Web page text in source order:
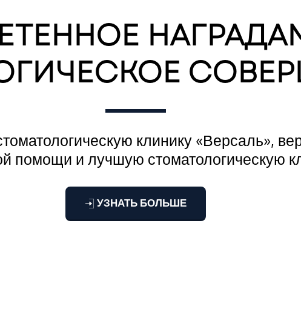
клинику «Версаль»,
помощи и лучшую стоматологическую
УЗНАТЬ БОЛЬШЕ